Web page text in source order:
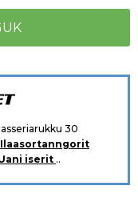
30
Ilaasortanngorit
iserit ..